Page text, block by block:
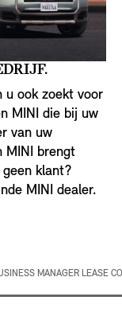
u ook zoekt voor
MINI die bij uw
van uw
MINI brengt
klant?
MINI dealer.
MANAGER LEASE